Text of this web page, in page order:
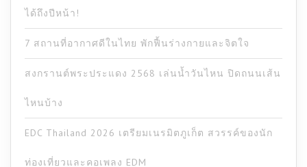
ได้ถึงปีหน้า!
7 สถานที่อากาศดีในไทย พักฟื้นร่างกายและจิตใจ
สงกรานต์พระประแดง 2568 เล่นน้ำวันไหน ปิดถนนเส้น
ไหนบ้าง
EDC Thailand 2026 เตรียมเนรมิตภูเก็ต สวรรค์ของนัก
ท่องเที่ยวและคอเพลง EDM